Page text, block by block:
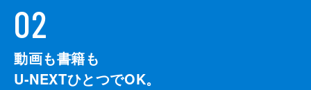
02
動画も書籍も
U-NEXTひとつでOK。